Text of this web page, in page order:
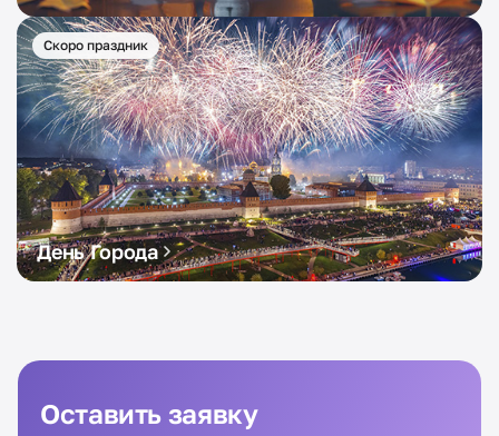
Скоро праздник
День Города
Оставить заявку